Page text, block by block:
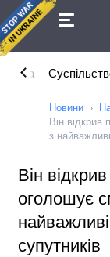
Угода
Новини
Він
з
Він
оголошує
супутників